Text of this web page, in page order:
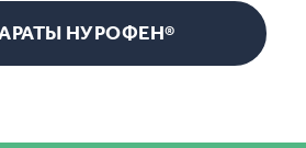
НУРОФЕН®